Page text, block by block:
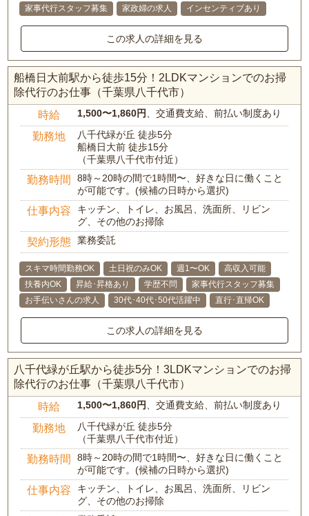
家事代行スタッフ募集
家政婦の求人 インセンティブあり
この求人の詳細を見る
船橋日大前駅から徒歩15分！2LDKマンションでのお掃
除代行のお仕事（千葉県八千代市）
時給 1,500〜1,860円、交通費支給、前払い制度あり
勤務地
八千代緑が丘 徒歩5分
船橋日大前 徒歩15分
（千葉県八千代市付近）
勤務時間
8時～20時の間で1時間〜、好きな日に働くこと
が可能です。(候補の日時から選択)
仕事内容
キッチン、トイレ、お風呂、洗面所、リビン
グ、その他のお掃除
契約形態 業務委託
スキマ時間勤務OK 土日祝のみOK 週1〜OK
高収入可能
扶養内OK
昇給･昇格あり 学歴不問
家事代行スタッフ募集
お手伝いさんの求人
30代･40代･50代活躍中 直行･直帰OK
この求人の詳細を見る
八千代緑が丘駅から徒歩5分！3LDKマンションでのお掃
除代行のお仕事（千葉県八千代市）
時給 1,500〜1,860円、交通費支給、前払い制度あり
勤務地
八千代緑が丘 徒歩5分
（千葉県八千代市付近）
勤務時間
8時～20時の間で1時間〜、好きな日に働くこと
が可能です。(候補の日時から選択)
仕事内容
キッチン、トイレ、お風呂、洗面所、リビン
グ、その他のお掃除